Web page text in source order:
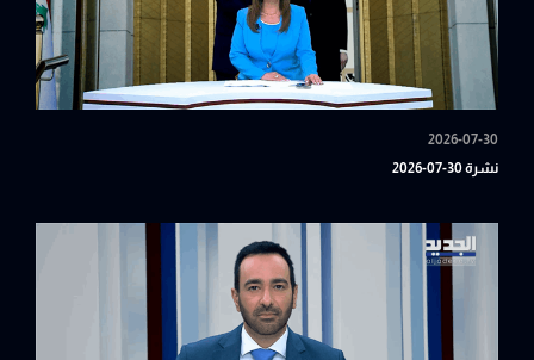
2026-07-30
نشرة 30-07-2026